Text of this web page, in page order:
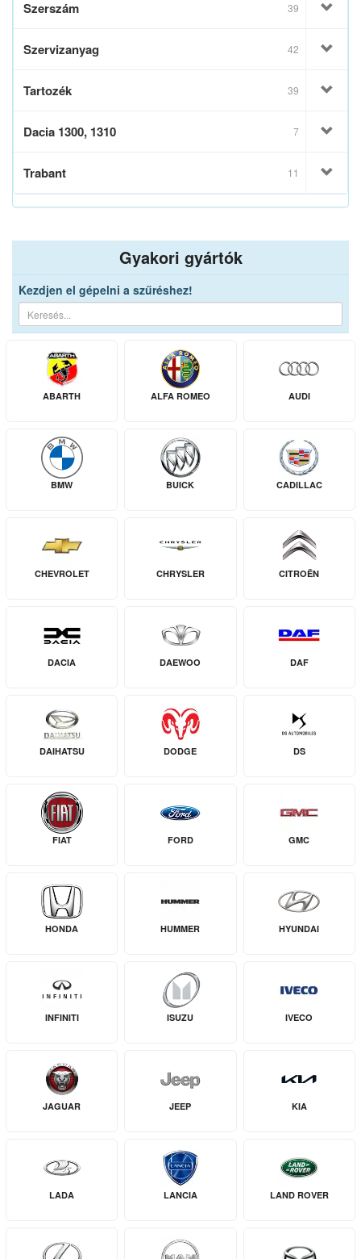
Szerszám 39
Szervizanyag 42
Tartozék 39
Dacia 1300, 1310 7
Trabant 11
Gyakori gyártók
Kezdjen el gépelni a szűréshez!
ABARTH ALFA ROMEO AUDI
BMW BUICK CADILLAC
CHEVROLET CHRYSLER CITROËN
DACIA DAEWOO DAF
DAIHATSU DODGE DS
FIAT FORD GMC
HONDA HUMMER HYUNDAI
INFINITI ISUZU IVECO
JAGUAR JEEP KIA
LADA LANCIA LAND ROVER